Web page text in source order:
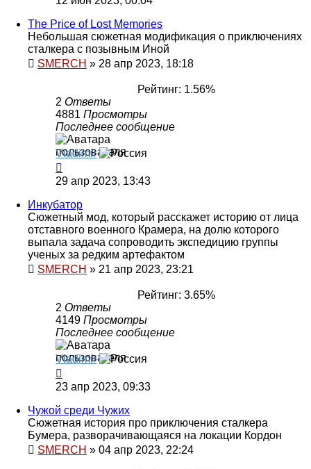
The Price of Lost Memories
Небольшая сюжетная модификация о приключениях
сталкера с позывным Иной
SMERCH » 28 апр 2023, 18:18
Рейтинг: 1.56%
2 Ответы
4881 Просмотры
Последнее сообщение
Vladimir
29 апр 2023, 13:43
Инкубатор
Сюжетный мод, который расскажет историю от лица
отставного военного Крамера, на долю которого
выпала задача сопроводить экспедицию группы
ученых за редким артефактом
SMERCH » 21 апр 2023, 23:21
Рейтинг: 3.65%
2 Ответы
4149 Просмотры
Последнее сообщение
Vladimir
23 апр 2023, 09:33
Чужой cреди Чужих
Сюжетная история про приключения сталкера
Бумера, разворачивающаяся на локации Кордон
SMERCH » 04 апр 2023, 22:24